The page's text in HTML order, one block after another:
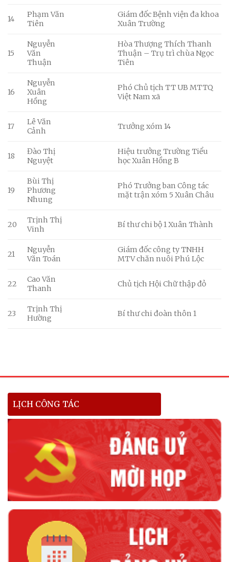
14
Phạm Văn
Tiên
Giám đốc Bệnh viện đa khoa
Xuân Trường
15
Nguyễn
Văn
Thuận
Hòa Thượng Thích Thanh
Thuận – Trụ trì chùa Ngọc
Tiên
16
Nguyễn
Xuân
Hồng
Phó Chủ tịch TT UB MTTQ
Việt Nam xã
17
Lê Văn
Cảnh
Trưởng xóm 14
18
Đào Thị
Nguyệt
Hiệu trưởng Trường Tiểu
học Xuân Hồng B
19
Bùi Thị
Phương
Nhung
Phó Trưởng ban Công tác
mặt trận xóm 5 Xuân Châu
20
Trịnh Thị
Vinh
Bí thư chi bộ 1 Xuân Thành
21
Nguyễn
Văn Toán
Giám đốc công ty TNHH
MTV chăn nuôi Phú Lộc
22
Cao Văn
Thanh
Chủ tịch Hội Chữ thập đỏ
23
Trịnh Thị
Hường
Bí thư chi đoàn thôn 1
LỊCH CÔNG TÁC